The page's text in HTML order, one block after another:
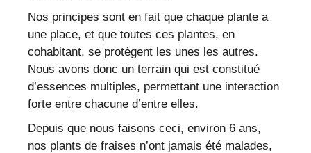
Nos principes sont en fait que chaque plante a
une place, et que toutes ces plantes, en
cohabitant, se protègent les unes les autres.
Nous avons donc un terrain qui est constitué
d’essences multiples, permettant une interaction
forte entre chacune d’entre elles.
Depuis que nous faisons ceci, environ 6 ans,
nos plants de fraises n’ont jamais été malades,